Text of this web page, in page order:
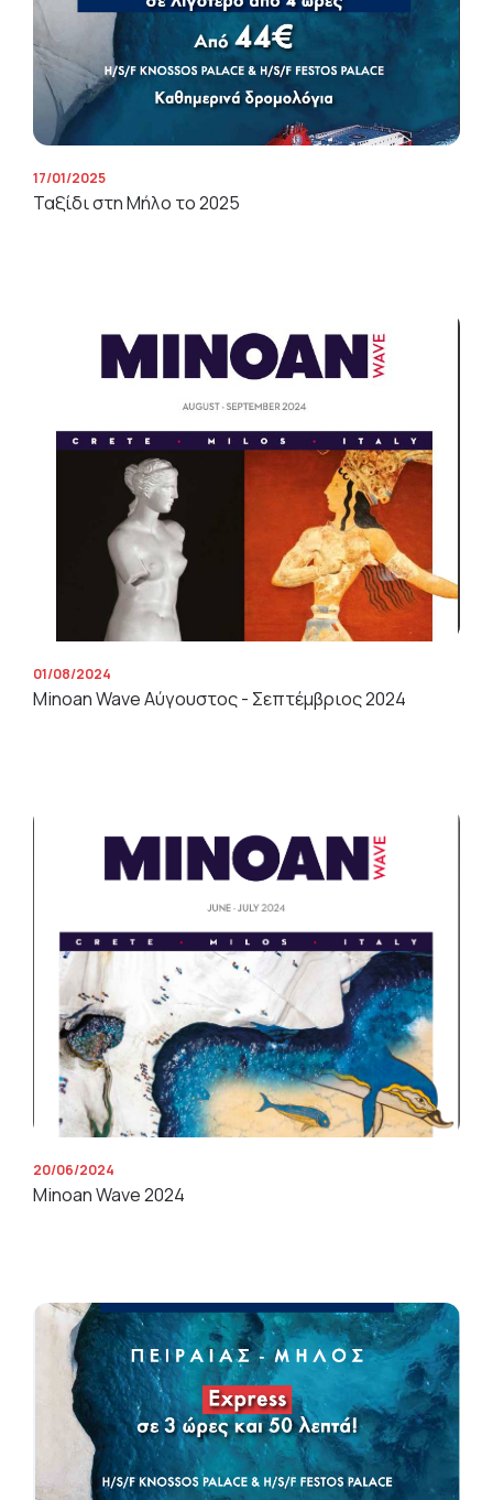
17/01/2025
Ταξίδι στη Μήλο το 2025
01/08/2024
Minoan Wave Αύγουστος - Σεπτέμβριος 2024
20/06/2024
Minoan Wave 2024